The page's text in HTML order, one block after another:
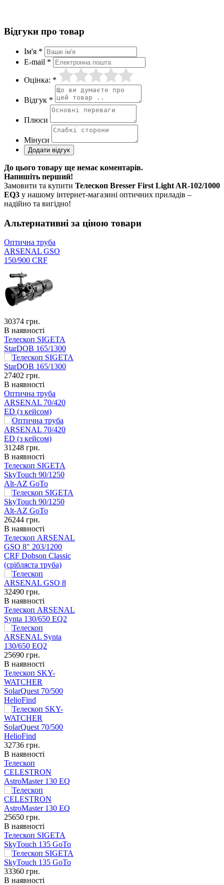
Відгуки про товар
Ім'я *
E-mail *
Оцінка: *
Відгук *
Плюси
Мінуси
До цього товару ще немає коментарів.
Напишіть перший!
Замовити та купити Телескоп Bresser First Light AR-102/1000
EQ3 у нашому інтернет-магазині оптичних приладів –
надійно та вигідно!
Альтернативні за ціною товари
Оптична труба
ARSENAL GSO
150/900 CRF
30374 грн.
В наявності
Телескоп SIGETA
StarDOB 165/1300
27402 грн.
В наявності
Оптична труба
ARSENAL 70/420
ED (з кейсом)
31248 грн.
В наявності
Телескоп SIGETA
SkyTouch 90/1250
Alt-AZ GoTo
26244 грн.
В наявності
Телескоп ARSENAL
GSO 8" 203/1200
CRF Dobson Classic
(срібляста труба)
32490 грн.
В наявності
Телескоп ARSENAL
Synta 130/650 EQ2
25690 грн.
В наявності
Телескоп SKY-
WATCHER
SolarQuest 70/500
HelioFind
32736 грн.
В наявності
Телескоп
CELESTRON
AstroMaster 130 EQ
25650 грн.
В наявності
Телескоп SIGETA
SkyTouch 135 GoTo
33360 грн.
В наявності